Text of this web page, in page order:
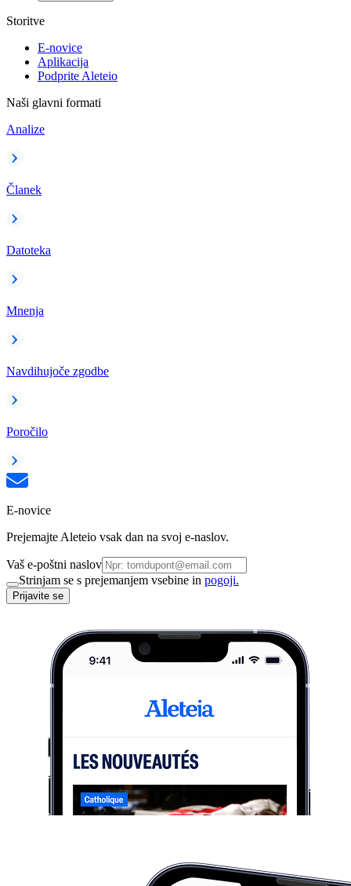
Storitve
E-novice
Aplikacija
Podprite Aleteio
Naši glavni formati
Analize
Članek
Datoteka
Mnenja
Navdihujoče zgodbe
Poročilo
E-novice
Prejemajte Aleteio vsak dan na svoj e-naslov.
Vaš e-poštni naslov
Strinjam se s prejemanjem vsebine in pogoji.
Prijavite se